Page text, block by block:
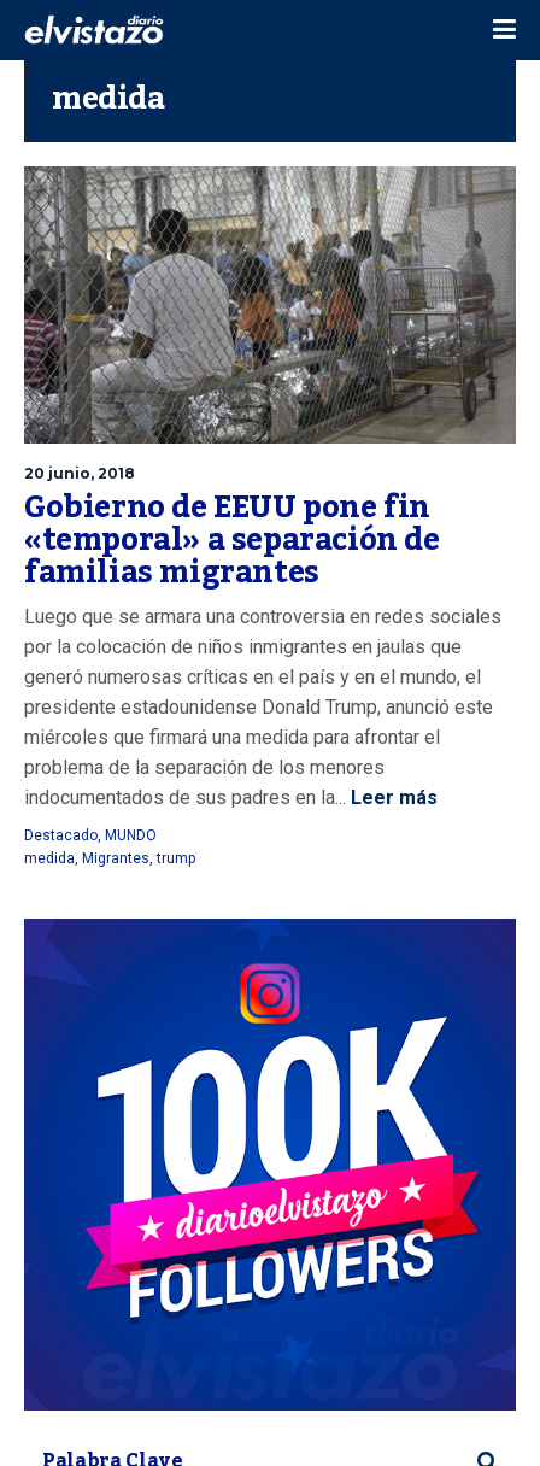
medida
20 junio, 2018
Gobierno de EEUU pone fin
«temporal» a separación de
familias migrantes
Luego que se armara una controversia en redes sociales
por la colocación de niños inmigrantes en jaulas que
generó numerosas críticas en el país y en el mundo, el
presidente estadounidense Donald Trump, anunció este
miércoles que firmará una medida para afrontar el
problema de la separación de los menores
indocumentados de sus padres en la... Leer más
Destacado, MUNDO
medida, Migrantes,trump